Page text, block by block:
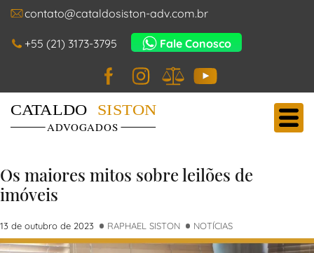
contato@cataldosiston-adv.com.br
+55 (21) 3173-3795 Fale Conosco
Facebook
Instagram
JusBrasil
YouTube
Main Navigation
Cataldo Siston Advogados
Os maiores mitos sobre leilões de
imóveis
13 de outubro de 2023 RAPHAEL SISTON NOTÍCIAS